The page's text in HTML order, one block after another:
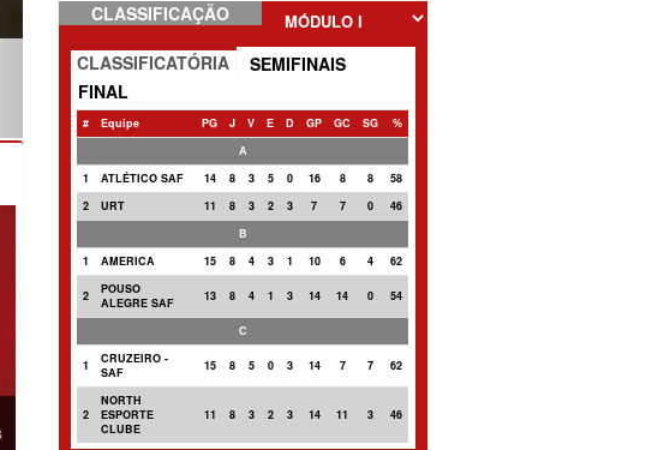
CLASSIFICAÇÃO
CLASSIFICATÓRIA
SEMIFINAIS
FINAL
# Equipe PG J V E D GP GC SG
%
A
1
ATLÉTICO SAF 14 8 3 5 0 16 8 8
58
2
URT 11 8 3 2 3 7 7 0
46
B
1
AMERICA 15 8 4 3 1 10 6 4 62
2
POUSO
ALEGRE SAF
13 8 4 1 3 14 14 0 54
C
1
CRUZEIRO -
SAF
15 8 5 0 3 14 7 7 62
2
NORTH
ESPORTE
CLUBE
11 8 3 2 3 14 11 3 46